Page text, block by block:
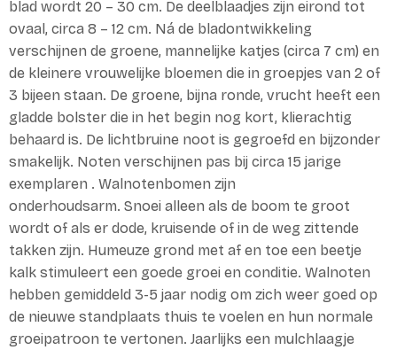
blad wordt 20 – 30 cm. De deelblaadjes zijn eirond tot
ovaal, circa 8 – 12 cm. Ná de bladontwikkeling
verschijnen de groene, mannelijke katjes (circa 7 cm) en
de kleinere vrouwelijke bloemen die in groepjes van 2 of
3 bijeen staan. De groene, bijna ronde, vrucht heeft een
gladde bolster die in het begin nog kort, klierachtig
behaard is. De lichtbruine noot is gegroefd en bijzonder
smakelijk. Noten verschijnen pas bij circa 15 jarige
exemplaren . Walnotenbomen zijn
onderhoudsarm. Snoei alleen als de boom te groot
wordt of als er dode, kruisende of in de weg zittende
takken zijn. Humeuze grond met af en toe een beetje
kalk stimuleert een goede groei en conditie. Walnoten
hebben gemiddeld 3-5 jaar nodig om zich weer goed op
de nieuwe standplaats thuis te voelen en hun normale
groeipatroon te vertonen. Jaarlijks een mulchlaagje